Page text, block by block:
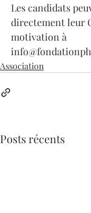
Les candidats
directement leur
motivation à
Association
Posts récents